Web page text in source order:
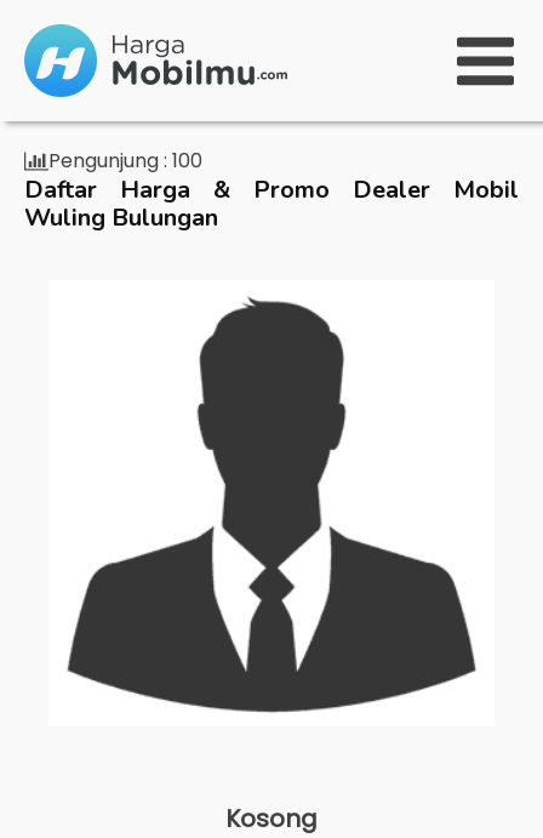
Pengunjung : 100
Daftar Harga & Promo Dealer Mobil
Wuling Bulungan
Kosong